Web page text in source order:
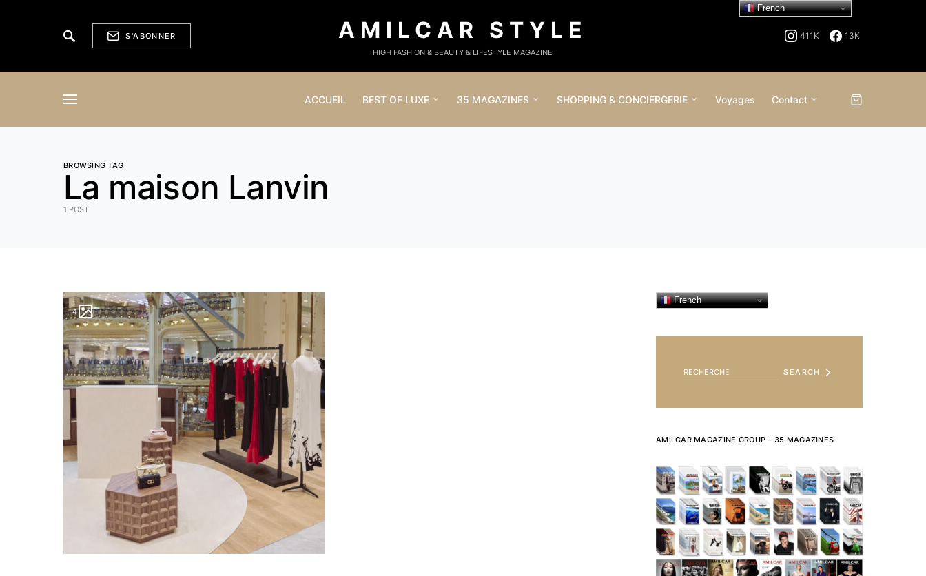
S'ABONNER AMILCAR STYLE
HIGH FASHION & BEAUTY & LIFESTYLE MAGAZINE
411K 13K
ACCUEIL BEST OF LUXE 35 MAGAZINES SHOPPING & CONCIERGERIE Voyages Contact
BROWSING TAG
La maison Lanvin
1 POST
4
French
SEARCH
AMILCAR MAGAZINE GROUP – 35 MAGAZINES
French